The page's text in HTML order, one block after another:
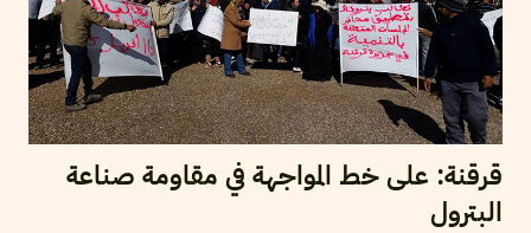
قرقنة: على خط المواجهة في مقاومة صناعة
البترول